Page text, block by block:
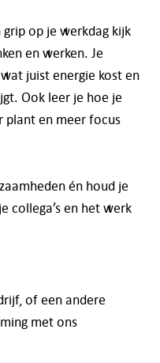
op je werkdag kijk
en werken. Je
juist energie kost en
Ook leer je hoe je
en meer focus
én houd je
collega’s en het werk
of een andere
met ons